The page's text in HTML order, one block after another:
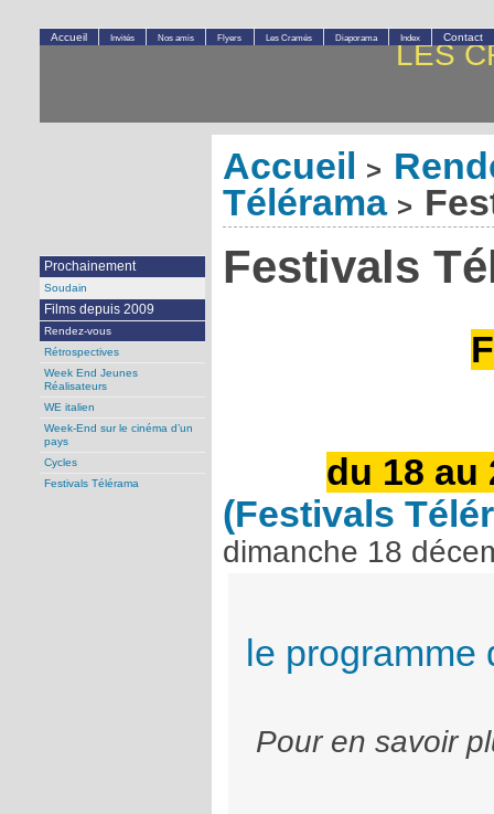
LES
Accueil >
Télérama >
Festivals
du 18 au
(Festivals
dimanche 18
le
Pour en savoir
Accueil Invités Nos amis Flyers Les Cramés Diaporama Index Contact
Prochainement
Soudain
Films depuis 2009
Rendez-vous
Rétrospectives
Week End Jeunes
Réalisateurs
WE italien
Week-End sur le cinéma d’un
pays
Cycles
Festivals Télérama